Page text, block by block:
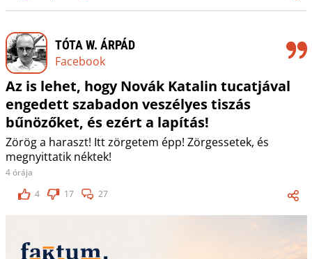
TÓTA W. ÁRPÁD
Facebook
Az is lehet, hogy Novák Katalin tucatjával
engedett szabadon veszélyes tiszás
bűnözőket, és ezért a lapítás!
Zörög a haraszt! Itt zörgetem épp! Zörgessetek, és
megnyittatik néktek!
4 órája
4
17 27